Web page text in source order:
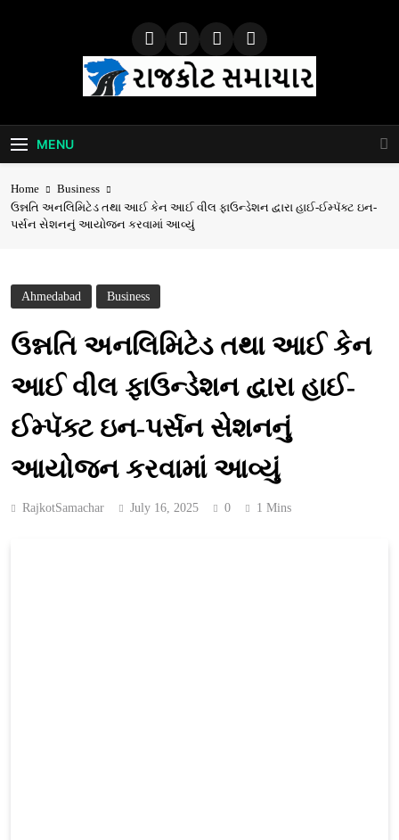
Rajkot Samachar
MENU
Home
Business
ઉન્નતિ અનલિમિટેડ તથા આઈ કેન આઈ વીલ ફાઉન્ડેશન દ્વારા હાઈ-ઈમ્પૅક્ટ ઇન-
પર્સન સેશનનું આયોજન કરવામાં આવ્યું
Ahmedabad Business
ઉન્નતિ અનલિમિટેડ તથા આઈ કેન
આઈ વીલ ફાઉન્ડેશન દ્વારા હાઈ-
ઈમ્પૅક્ટ ઇન-પર્સન સેશનનું
આયોજન કરવામાં આવ્યું
RajkotSamachar July 16, 2025 0 1 Mins